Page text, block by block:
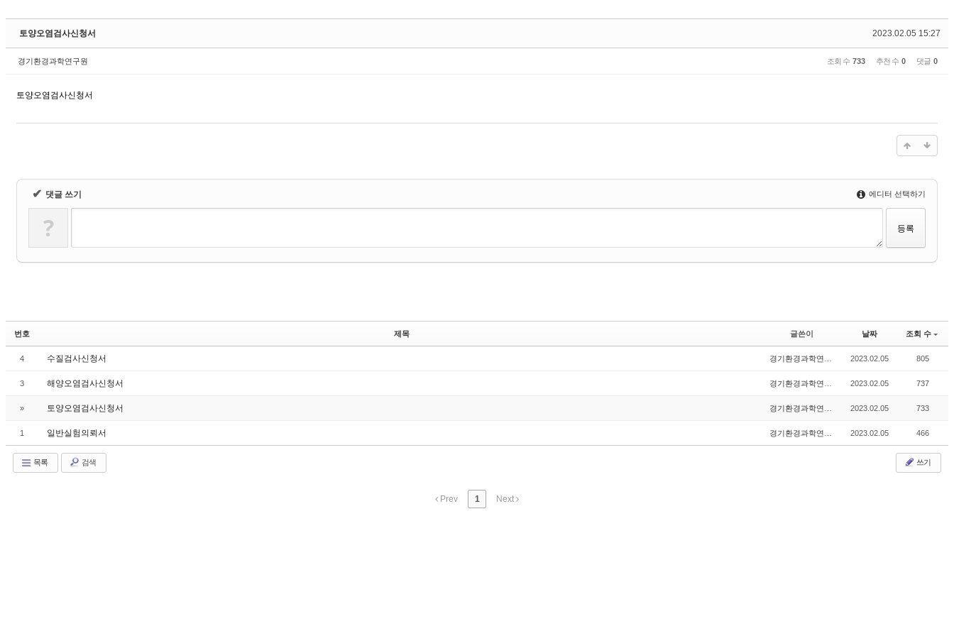
2023.02.05 15:27
토양오염검사신청서
경기환경과학연구원 조회 수 733 추천 수 0 댓글 0
토양오염검사신청서
✔ 댓글 쓰기 에디터 선택하기
?
번호 제목 글쓴이 날짜 조회 수
4 수질검사신청서 2023.02.05 805
3 해양오염검사신청서 2023.02.05 737
» 토양오염검사신청서 2023.02.05 733
1 일반실험의뢰서 2023.02.05 466
목록 검색 쓰기
Prev 1 Next
Sketchbook5, 스케치북5